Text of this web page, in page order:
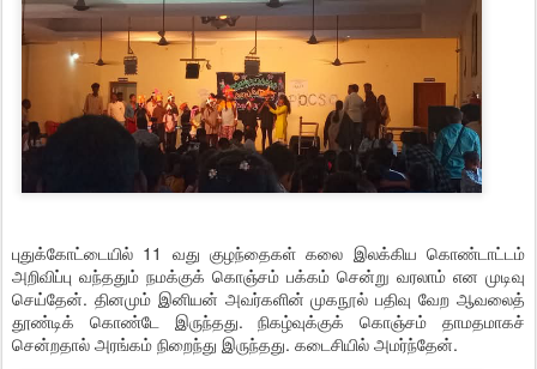
புதுக்கோட்டையில் 11 வது குழந்தைகள் கலை இலக்கிய கொண்டாட்டம்
அறிவிப்பு வந்ததும் நமக்குக் கொஞ்சம் பக்கம் சென்று வரலாம் என முடிவு
செய்தேன். தினமும் இனியன் அவர்களின் முகநூல் பதிவு வேற ஆவலைத்
தூண்டிக் கொண்டே இருந்தது. நிகழ்வுக்குக் கொஞ்சம் தாமதமாகச்
சென்றதால் அரங்கம் நிறைந்து இருந்தது. கடைசியில் அமர்ந்தேன்.